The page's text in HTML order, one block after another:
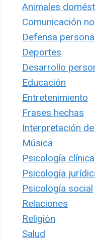
Animales
Comunicación
Defensa
Deportes
Desarrollo
Educación
Entretenimiento
Frases hechas
Interpretación
Música
Psicología clínica
Psicología
Psicología social
Relaciones
Religión
Salud